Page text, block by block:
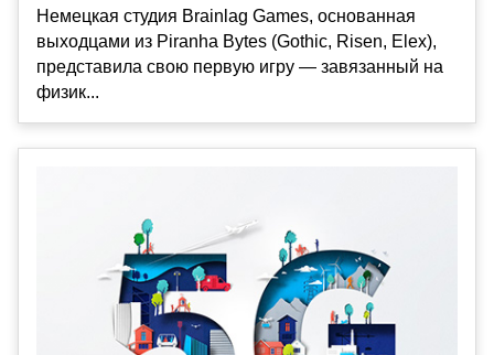
Немецкая студия Brainlag Games, основанная
выходцами из Piranha Bytes (Gothic, Risen, Elex),
представила свою первую игру — завязанный на
физик...